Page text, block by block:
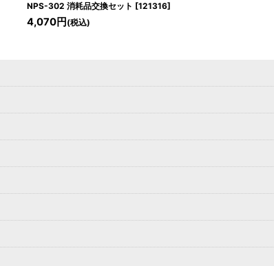
NPS-302 消耗品交換セット [121316]
4,070円 (税込)